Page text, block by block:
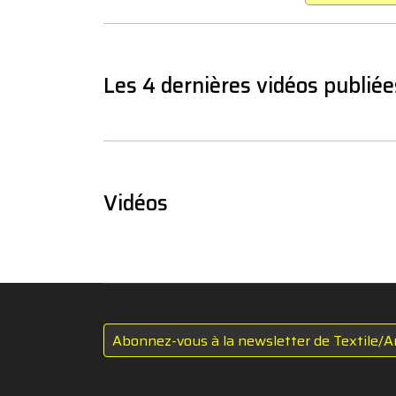
Les 4 dernières vidéos
Vidéos
Abonnez-vous à la newsletter de Textile/